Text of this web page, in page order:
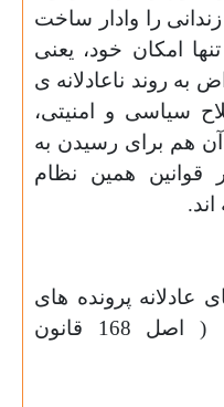
را وادار ساخت
امکان خود، یعنی
روند ناعادلانه ی
سیاسی و امنیتی،
هم برای رسیدن به
همین نظام
پرونده های
( اصل 168 قانون